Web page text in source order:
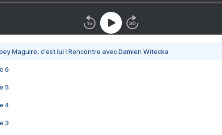
Maguire, c'est lui ! Rencontre avec Damien Witecka
6
5
4
3